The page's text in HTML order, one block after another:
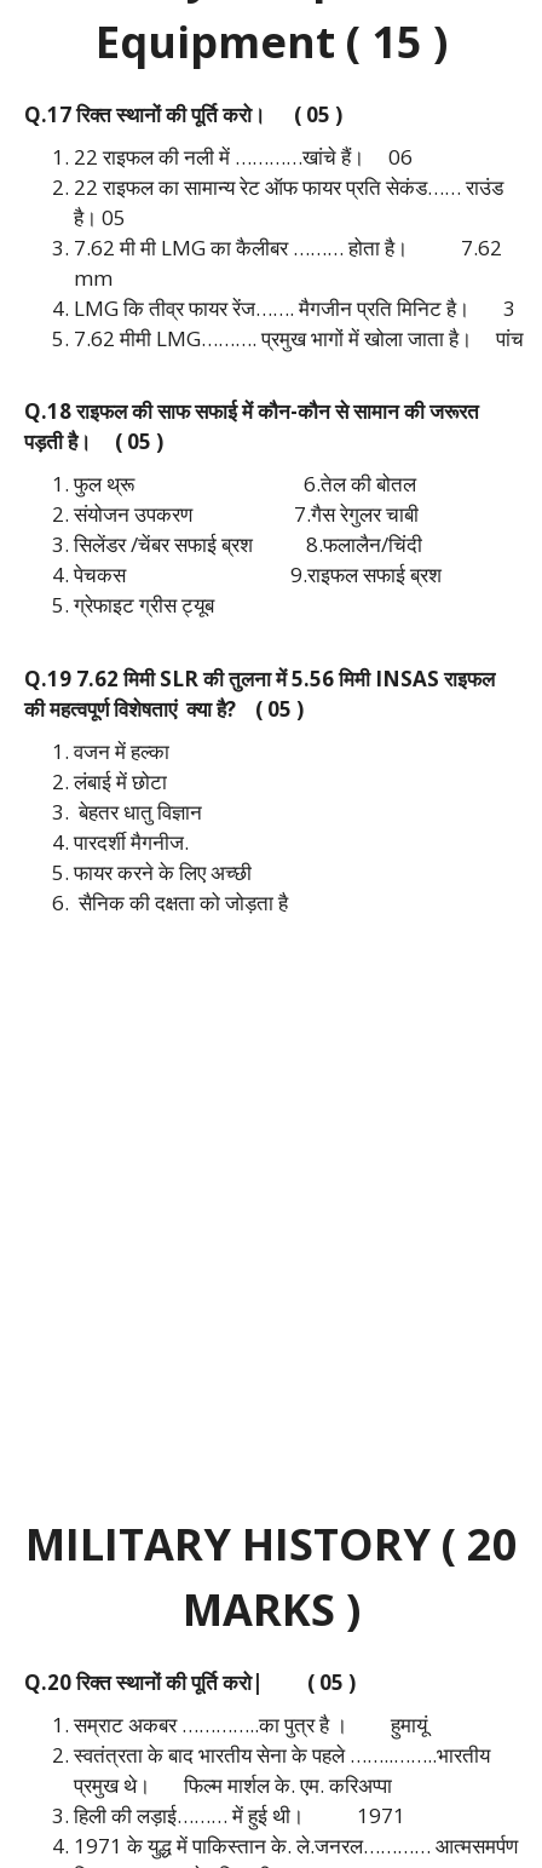
Equipment ( 15 )
Q.17 रिक्त स्थानों की पूर्ति करो। ( 05 )
22 राइफल की नली में …………खांचे हैं। 06
22 राइफल का सामान्य रेट ऑफ फायर प्रति सेकंड…… राउंड
है। 05
7.62 मी मी LMG का कैलीबर ……… होता है। 7.62
mm
LMG कि तीव्र फायर रेंज……. मैगजीन प्रति मिनिट है। 3
7.62 मीमी LMG………. प्रमुख भागों में खोला जाता है।पांच
Q.18 राइफल की साफ सफाई में कौन-कौन से सामान की जरूरत
पड़ती है। ( 05 )
फुल थ्रू 6.तेल की बोतल
संयोजन उपकरण 7.गैस रेगुलर चाबी
सिलेंडर /चेंबर सफाई ब्रश‌ 8.फलालैन/चिंदी
पेचकस 9.राइफल सफाई ब्रश
ग्रेफाइट ग्रीस ट्यूब
Q.19 7.62 मिमी SLR की तुलना में 5.56 मिमी INSAS राइफल
की महत्वपूर्ण विशेषताएं क्या है? ( 05 )
वजन में हल्का
लंबाई में छोटा
बेहतर धातु विज्ञान
पारदर्शी मैगनीज.
फायर करने के लिए अच्छी
सैनिक की दक्षता को जोड़ता है
MILITARY HISTORY ( 20
MARKS )
Q.20 रिक्त स्थानों की पूर्ति करो| ( 05 )
सम्राट अकबर …………..का पुत्र है ।हुमायूं
स्वतंत्रता के बाद भारतीय सेना के पहले ……..……..भारतीय
प्रमुख थे।फिल्म मार्शल के. एम. करिअप्पा
हिली की लड़ाई……… में हुई थी। 1971
1971 के युद्ध में पाकिस्तान के. ले.जनरल………… आत्मसमर्पण